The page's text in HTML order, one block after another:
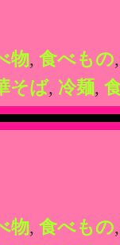
物, 食べもの
そば, 冷麺,
物, 食べもの